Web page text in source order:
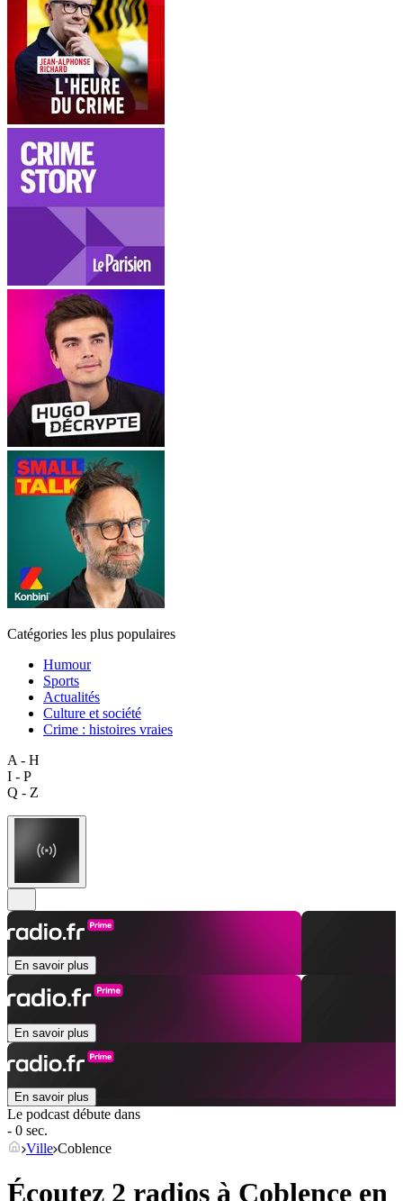
Catégories les plus populaires
Humour
Sports
Actualités
Culture et société
Crime : histoires vraies
A - H
I - P
Q - Z
En savoir plus
En savoir plus
En savoir plus
Le podcast débute dans
- 0 sec.
Ville Coblence
Écoutez 2 radios à Coblence en